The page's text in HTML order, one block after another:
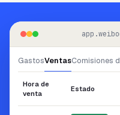
GastosVentasComisiones
Hora de
venta
Estado